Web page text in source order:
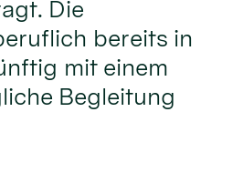
Die
bereits in
mit einem
Begleitung